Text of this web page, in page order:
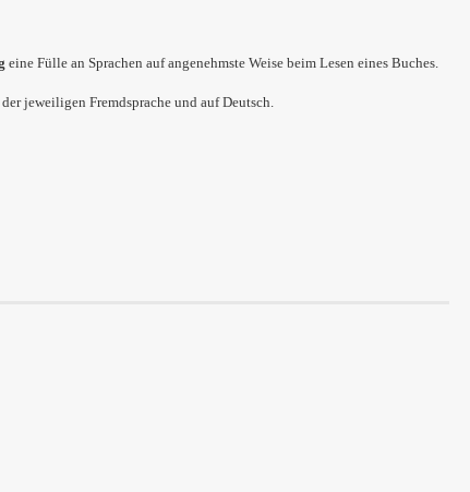
eine Fülle an Sprachen auf angenehmste Weise beim Lesen eines Buches.
jeweiligen Fremdsprache und auf Deutsch.